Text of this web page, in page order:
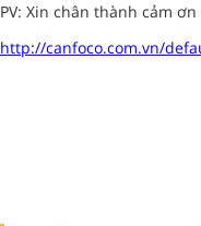
PV: Xin chân thành cảm ơn
http://canfoco.com.vn/